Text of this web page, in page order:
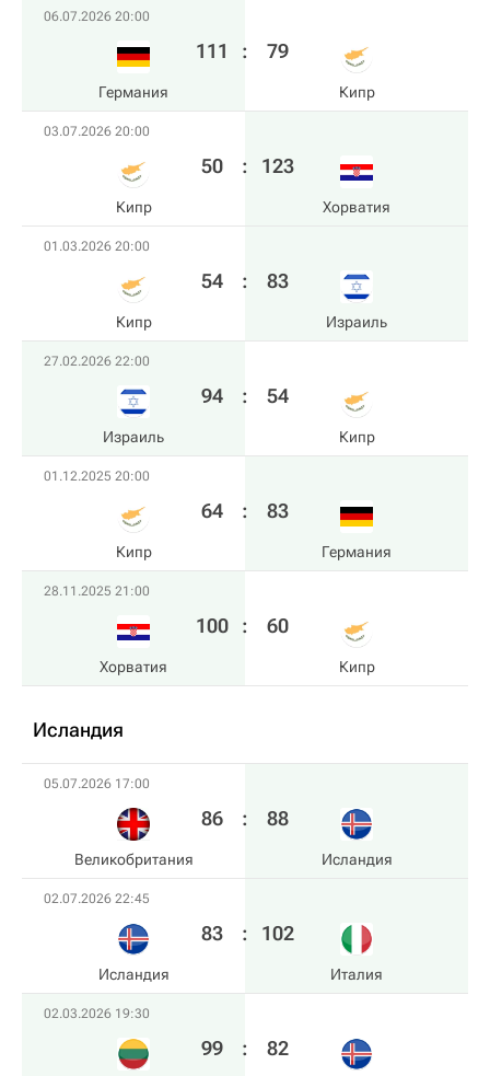
06.07.2026 20:00
Германия
111 : 79
Кипр
03.07.2026 20:00
Кипр
50 : 123
Хорватия
01.03.2026 20:00
Кипр
54 : 83
Израиль
27.02.2026 22:00
Израиль
94 : 54
Кипр
01.12.2025 20:00
Кипр
64 : 83
Германия
28.11.2025 21:00
Хорватия
100 : 60
Кипр
Исландия
05.07.2026 17:00
Великобритания
86 : 88
Исландия
02.07.2026 22:45
Исландия
83 : 102
Италия
02.03.2026 19:30
99 : 82